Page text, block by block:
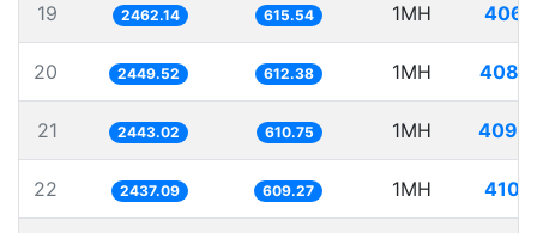
19 2462.14 615.54 1MH
20 2449.52 612.38 1MH
21 2443.02 610.75 1MH
22 2437.09 609.27 1MH